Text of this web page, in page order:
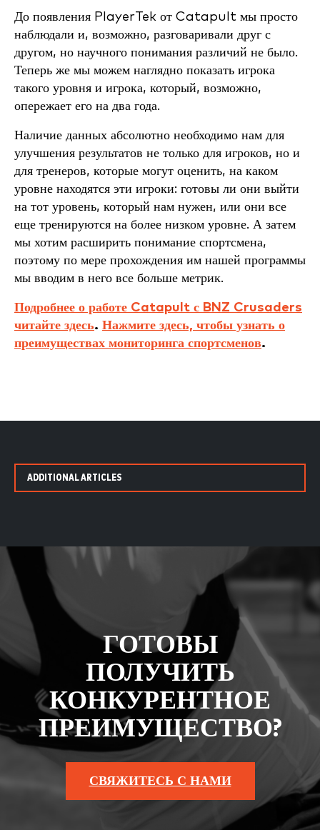
До появления PlayerTek от Catapult мы просто
наблюдали и, возможно, разговаривали друг с
другом, но научного понимания различий не было.
Теперь же мы можем наглядно показать игрока
такого уровня и игрока, который, возможно,
опережает его на два года.
Наличие данных абсолютно необходимо нам для
улучшения результатов не только для игроков, но и
для тренеров, которые могут оценить, на каком
уровне находятся эти игроки: готовы ли они выйти
на тот уровень, который нам нужен, или они все
еще тренируются на более низком уровне. А затем
мы хотим расширить понимание спортсмена,
поэтому по мере прохождения им нашей программы
мы вводим в него все больше метрик.
Подробнее о работе Catapult с BNZ Crusaders
читайте здесь. Нажмите здесь, чтобы узнать о
преимуществах мониторинга спортсменов.
ADDITIONAL ARTICLES
ГОТОВЫ
ПОЛУЧИТЬ
КОНКУРЕНТНОЕ
ПРЕИМУЩЕСТВО?
СВЯЖИТЕСЬ С НАМИ